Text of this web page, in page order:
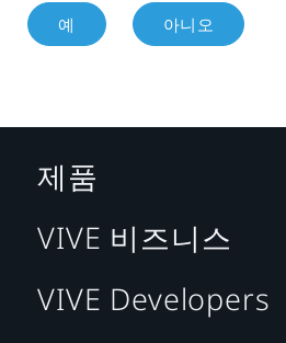
예 아니오
제품
VIVE 비즈니스
VIVE Developers